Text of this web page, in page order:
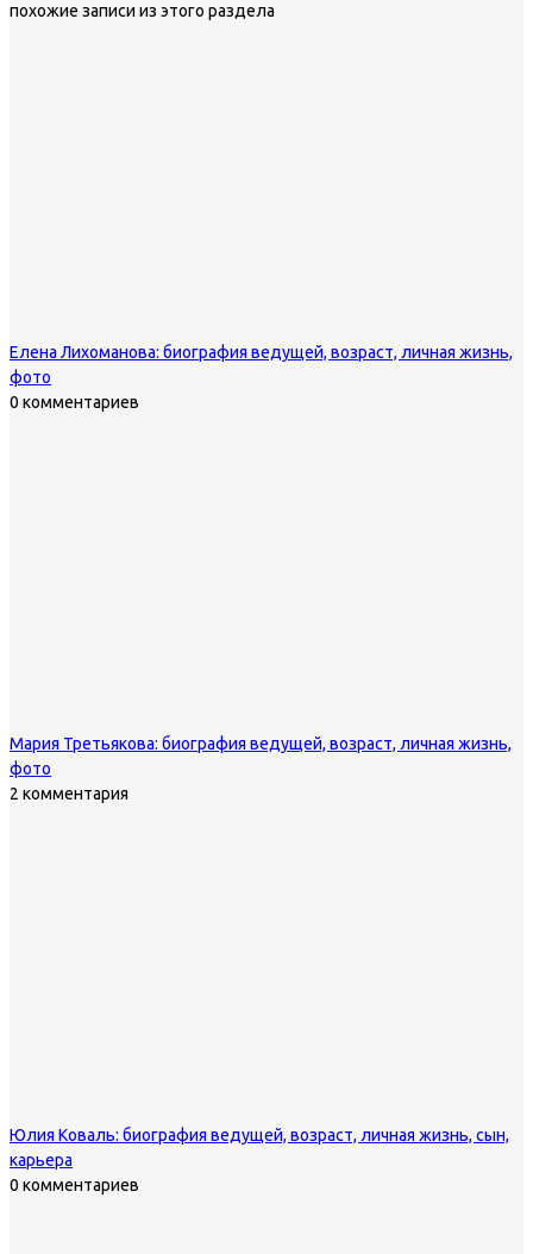
похожие записи из этого раздела
Елена Лихоманова: биография ведущей, возраст, личная жизнь,
фото
0 комментариев
Мария Третьякова: биография ведущей, возраст, личная жизнь,
фото
2 комментария
Юлия Коваль: биография ведущей, возраст, личная жизнь, сын,
карьера
0 комментариев